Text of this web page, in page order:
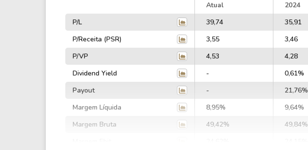
Atual 2024
P/L
39,74 35,91
P/Receita (PSR)
3,55 3,46
P/VP
4,53 4,28
Dividend Yield
- 0,61%
Payout
- 21,76%
Margem Líquida
8,95% 9,64%
Margem Bruta
49,42% 49,84%